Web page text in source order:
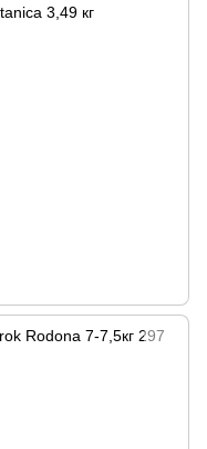
3,49 кг